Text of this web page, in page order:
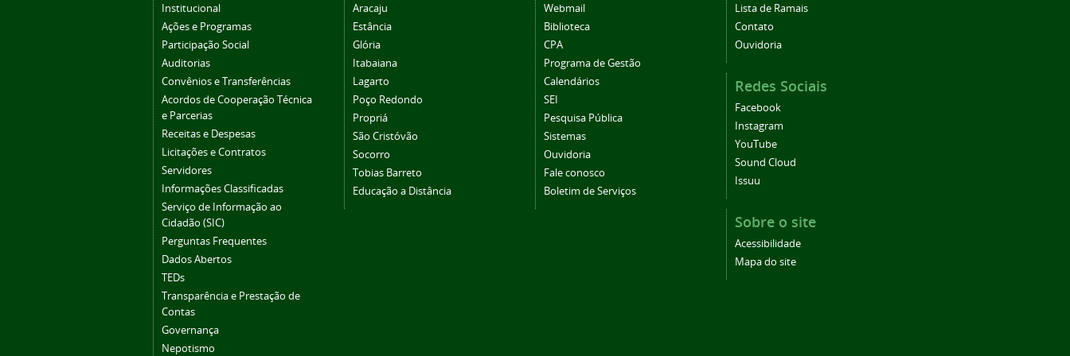
Institucional
Ações e Programas
Participação Social
Auditorias
Convênios e Transferências
Acordos de Cooperação Técnica
e Parcerias
Receitas e Despesas
Licitações e Contratos
Servidores
Informações Classificadas
Serviço de Informação ao
Cidadão (SIC)
Perguntas Frequentes
Dados Abertos
TEDs
Transparência e Prestação de
Contas
Governança
Nepotismo
Aracaju
Estância
Glória
Itabaiana
Lagarto
Poço Redondo
Propriá
São Cristóvão
Socorro
Tobias Barreto
Educação a Distância
Webmail
Biblioteca
CPA
Programa de Gestão
Calendários
SEI
Pesquisa Pública
Sistemas
Ouvidoria
Fale conosco
Boletim de Serviços
Lista de Ramais
Contato
Ouvidoria
Redes Sociais
Facebook
Instagram
YouTube
Sound Cloud
Issuu
Sobre o site
Acessibilidade
Mapa do site